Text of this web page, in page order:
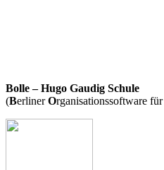
Bolle – Hugo Gaudig Schule
(BerlinerOrganisationssoftware für